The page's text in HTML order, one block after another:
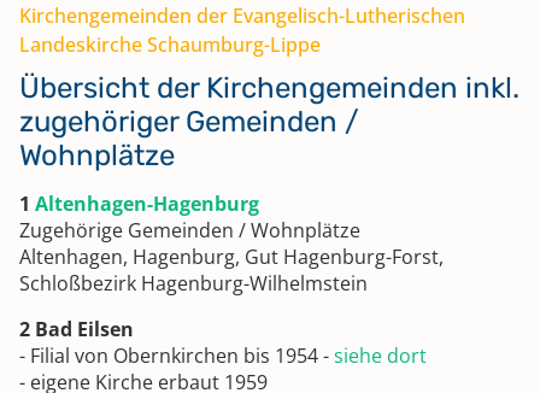
Kirchengemeinden der Evangelisch-Lutherischen
Landeskirche Schaumburg-Lippe
Übersicht der Kirchengemeinden inkl.
zugehöriger Gemeinden /
Wohnplätze
1 Altenhagen-Hagenburg
Zugehörige Gemeinden / Wohnplätze
Altenhagen, Hagenburg, Gut Hagenburg-Forst,
Schloßbezirk Hagenburg-Wilhelmstein
2 Bad Eilsen
- Filial von Obernkirchen bis 1954 -siehe dort
- eigene Kirche erbaut 1959